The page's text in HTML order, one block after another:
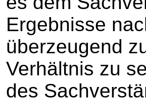
Ergebnisse
überzeugend
Verhältnis zu
des